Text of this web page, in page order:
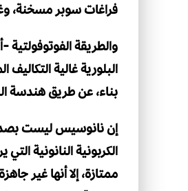
فراغات سوبر مسخنة،
والطريقة
البلورية غالية
بناء، عن طريق هندسة
إن نانوسيس ليست بصدد
الكربونية النانونية
ممتازة، إلا أنها غير